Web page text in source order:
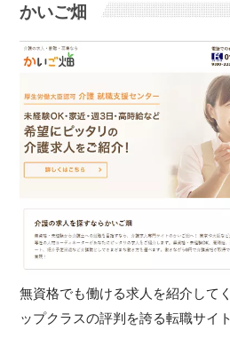
かいご畑
無資格でも働ける求人を紹介して
ップクラスの評判を誇る転職サイ